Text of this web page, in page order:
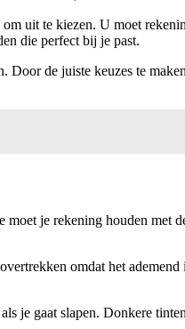
uit te kiezen. U moet
die perfect bij je past.
de juiste keuzes te
je rekening houden met
omdat het
je gaat slapen. Donkere